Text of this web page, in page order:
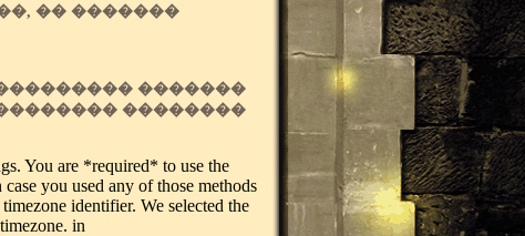
�� �������
�������
��������
You are *required* to use the
you used any of those methods
identifier. We selected the
in